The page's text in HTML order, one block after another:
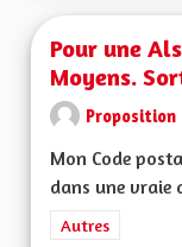
Pour une
Moyens.
Proposition
Mon Code
dans une vraie
Filtrer les
Autres